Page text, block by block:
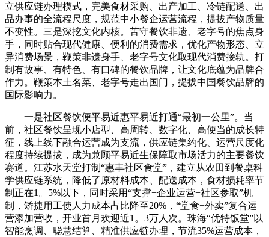
立供应链办理模式，完美食材采购、出产加工、冷链配送、出
品办事的全流程尺度，规范中小餐企运营流程，提拔产物质量
不变性。三是深挖文化内核。苦守餐饮非遗、老字号的焦点身
手，同时贴合现代健康、便利的消费需求，优化产物形态、立
异消费场景，鞭策非遗身手、老字号文化取现代消费接轨。打
制有故事、有特色、有口碑的餐饮品牌，让文化底蕴为品牌合
作力。鞭策本土名菜、老字号走出国门，提拔中国餐饮品牌的
国际影响力。
一是社区餐饮便平易近惠平易近打通“最初一公里”。当
前，社区餐饮呈现小店型、高周转、数字化、高便当的成长特
征，线上线下融合运营成为支流，供应链集约化、运营尺度化
程度持续提拔，成为兼顾平易近生保障取市场活力的主要餐饮
赛道。江苏水天堂打制“惠丰社区食堂”，建立从农田到餐桌科
学供应链系统，降低了原材料成本、配送成本，食材损耗率节
制正在1。5%以下，同时采用“支撑+企业运营+社区参取”机
制，矫捷用工使人力成本占比降至20%，“堂食+外卖”复合运
营添加营收，开业首月欢迎近1。3万人次。珠海“优特饭堂”以
智能烹调、聪慧结算、精准供应链办理，节流35%运营成本，